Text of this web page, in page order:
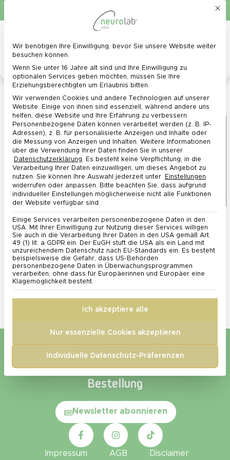
Schnelle Lieferung in 1 - 3 Werktagen
Frauengesundheit: Dein Wegweiser für jede
Lebensphase
Frauengesundheit im Wandel – Dein ganzheitlicher
Wegweiser zu mehr Wohlbefinden in jeder
Lebensphase Die Gesundheit der Frau ist ein
Universum für sich – dynamisch, komplex und zutiefst
individuell. Sie umfasst weit mehr als nur die
Abwesenheit von Krankheit; sie ist ein empfindliches
Gleichgewicht aus körperlichem Wohlbefinden,
gerade dieses Gleichgewicht […]
Newsletter – 5 € Rabatt auf die erste
Bestellung​
Newsletter abonnieren
Impressum AGB Disclaimer
Mit
Datenschutz-Präferenz
Wir benötigen Ihre Einwilligung, bevor Sie unsere Website weiter
besuchen können.
Wenn Sie unter 16 Jahre alt sind und Ihre Einwilligung zu
optionalen Services geben möchten, müssen Sie Ihre
Erziehungsberechtigten um Erlaubnis bitten.
Wir verwenden Cookies und andere Technologien auf unserer
Website. Einige von ihnen sind essenziell, während andere uns
helfen, diese Website und Ihre Erfahrung zu verbessern.
Personenbezogene Daten können verarbeitet werden (z. B. IP-
Adressen), z. B. für personalisierte Anzeigen und Inhalte oder
die Messung von Anzeigen und Inhalten. Weitere Informationen
über die Verwendung Ihrer Daten finden Sie in unserer
Datenschutzerklärung. Es besteht keine Verpflichtung, in die
Verarbeitung Ihrer Daten einzuwilligen, um dieses Angebot zu
nutzen. Sie können Ihre Auswahl jederzeit unter
Einstellungen
widerrufen oder anpassen. Bitte beachten Sie, dass aufgrund
individueller Einstellungen möglicherweise nicht alle Funktionen
der Website verfügbar sind.
Einige Services verarbeiten personenbezogene Daten in den
USA. Mit Ihrer Einwilligung zur Nutzung dieser Services willigen
Sie auch in die Verarbeitung Ihrer Daten in den USA gemäß Art.
49 (1) lit. a GDPR ein. Der EuGH stuft die USA als ein Land mit
unzureichendem Datenschutz nach EU-Standards ein. Es besteht
beispielsweise die Gefahr, dass US-Behörden
personenbezogene Daten in Überwachungsprogrammen
verarbeiten, ohne dass für Europäerinnen und Europäer eine
Klagemöglichkeit besteht.
Ich akzeptiere alle
Nur essenzielle Cookies akzeptieren
Individuelle Datenschutz-Präferenzen